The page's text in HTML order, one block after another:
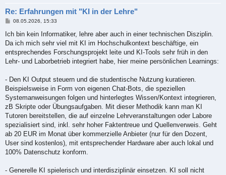
Re: Erfahrungen mit "KI in der Lehre"
B
i
r
a
08.05.2026, 15:33
Ich bin kein Informatiker, lehre aber auch in einer technischen Disziplin.
Da ich mich sehr viel mit KI im Hochschulkontext beschäftige, ein
entsprechendes Forschungsprojekt leite und KI-Tools sehr früh in den
Lehr- und Laborbetrieb integriert habe, hier meine persönlichen Learnings:
- Den KI Output steuern und die studentische Nutzung kuratieren.
Beispielsweise in Form von eigenen Chat-Bots, die speziellen
Systemanweisungen folgen und hinterlegtes Wissen/Kontext integrieren,
zB Skripte oder Übungsaufgaben. Mit dieser Methodik kann man KI
Tutoren bereitstellen, die auf einzelne Lehrveranstaltungen oder Labore
spezialisiert sind, inkl. sehr hoher Faktentreue und Quellenverweis. Geht
ab 20 EUR im Monat über kommerzielle Anbieter (nur für den Dozent,
User sind kostenlos), mit entsprechender Hardware aber auch lokal und
100% Datenschutz konform.
- Generelle KI spielerisch und interdisziplinär einsetzen. KI soll nicht